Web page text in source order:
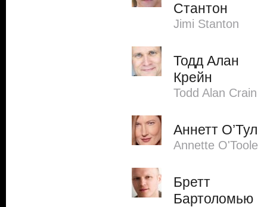
Стантон
Jimi Stanton
Тодд Алан
Крейн
Todd Alan Crain
Аннетт О’Тул
Annette O'Toole
Бретт
Бартоломью